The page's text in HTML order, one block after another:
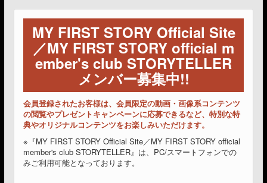
MY FIRST STORY Official Site
／MY FIRST STORY official m
ember's club STORYTELLER
メンバー募集中!!
会員登録されたお客様は、会員限定の動画・画像系コンテンツ
の閲覧やプレゼントキャンペーンに応募できるなど、特別な特
典やオリジナルコンテンツをお楽しみいただけます。
※『MY FIRST STORY Official Site／MY FIRST STORY official
member's club STORYTELLER』は、PC/スマートフォンでの
みご利用可能となっております。